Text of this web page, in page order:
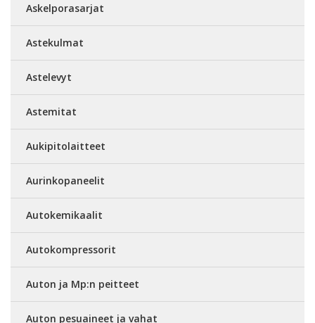
Askelporasarjat
Astekulmat
Astelevyt
Astemitat
Aukipitolaitteet
Aurinkopaneelit
Autokemikaalit
Autokompressorit
Auton ja Mp:n peitteet
Auton pesuaineet ja vahat